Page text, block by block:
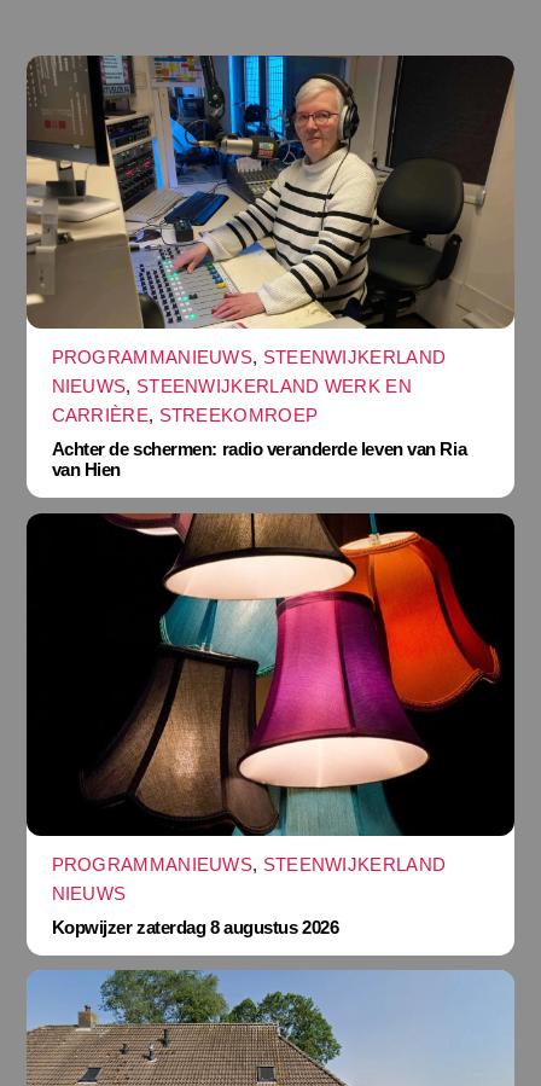
PROGRAMMANIEUWS, STEENWIJKERLAND
NIEUWS, STEENWIJKERLAND WERK EN
CARRIÈRE, STREEKOMROEP
Achter de schermen: radio veranderde leven van Ria
van Hien
PROGRAMMANIEUWS, STEENWIJKERLAND
NIEUWS
Kopwijzer zaterdag 8 augustus 2026